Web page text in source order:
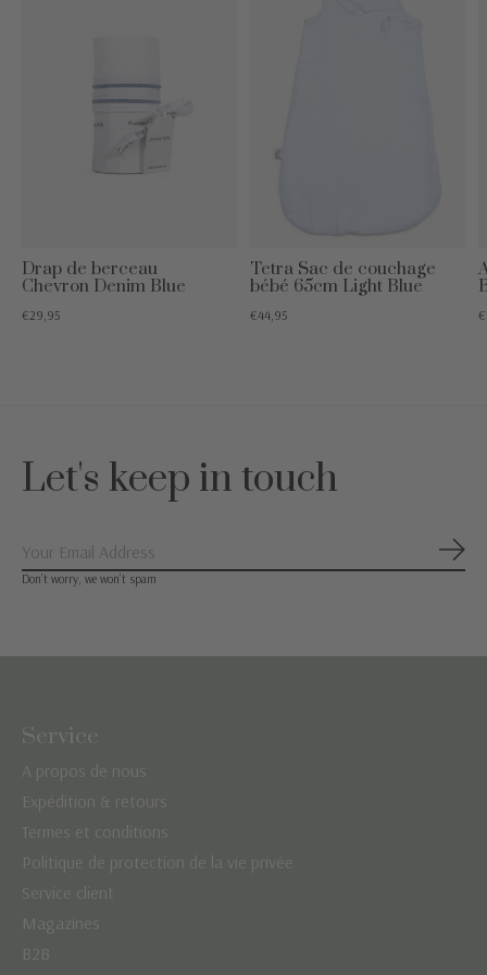
Drap de berceau
Chevron Denim Blue
€29,95
Tetra Sac de couchage
bébé 65cm Light Blue
€44,95
Let's keep in touch
Don’t worry, we won’t spam
Service
A propos de nous
Expédition & retours
Termes et conditions
Politique de protection de la vie privée
Service client
Magazines
B2B